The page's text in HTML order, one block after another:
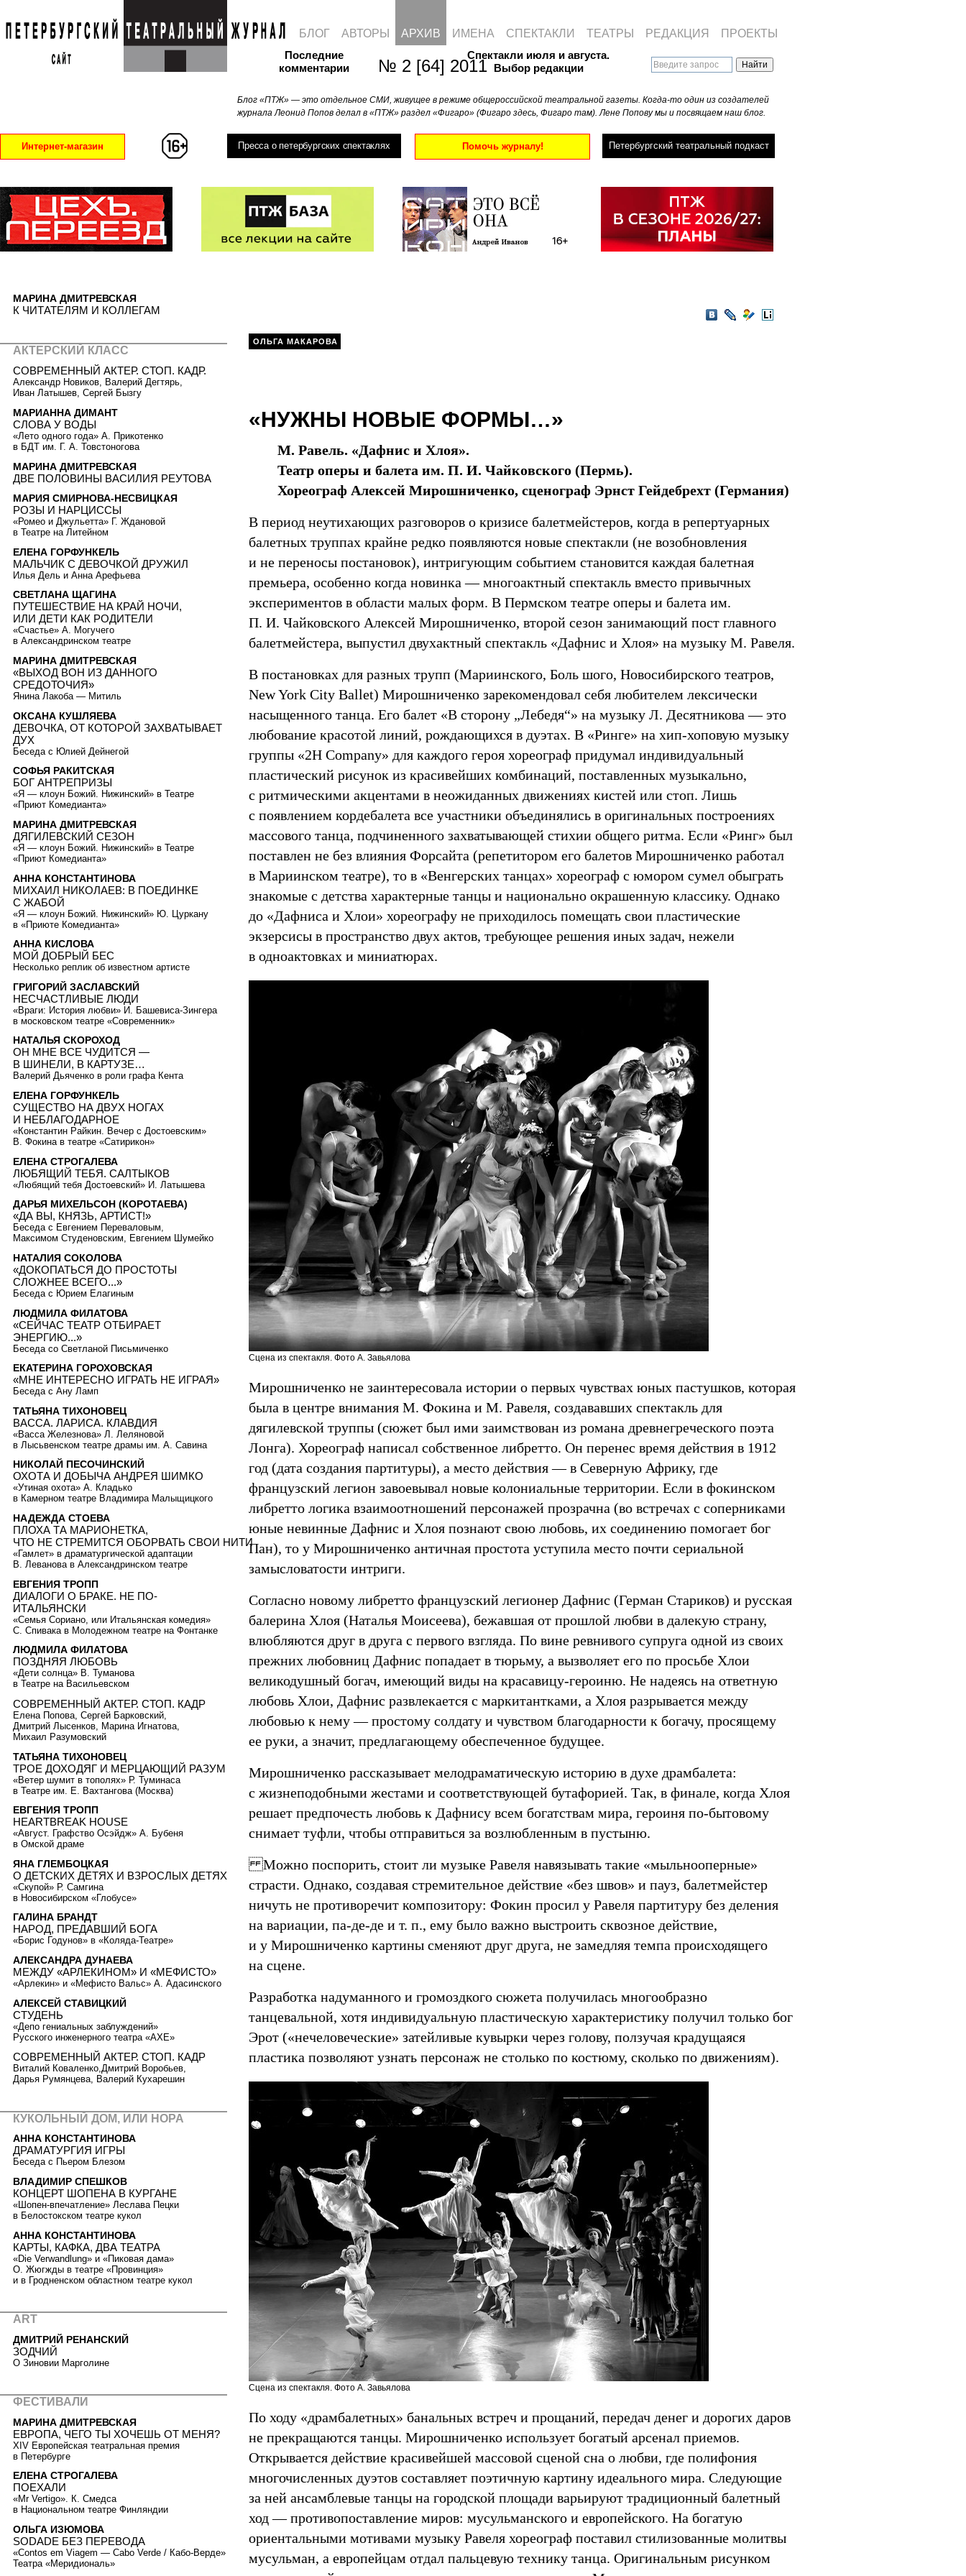
№ 2 [64] 2011
Последние
комментарии
Блог «ПТЖ» — это отдельное СМИ, живущее в режиме общероссийской театральной газеты. Когда-то один из создателей
журнала Леонид Попов делал в «ПТЖ» раздел «Фигаро» (Фигаро здесь, Фигаро там). Лене Попову мы и посвящаем наш блог.
Спектакли июля и августа.
Выбор редакции
Интернет-магазин Пресса о петербургских спектаклях Помочь журналу! Петербургский театральный подкаст
БЛОГ АВТОРЫ АРХИВ ИМЕНА СПЕКТАКЛИ ТЕАТРЫ РЕДАКЦИЯ ПРОЕКТЫ
VKontakte
LiveJournal
Мой
LiveInternet
ОЛЬГА МАКАРОВА
«НУЖНЫ НОВЫЕ ФОРМЫ…»
М. Равель. «Дафнис и Хлоя».
Театр оперы и балета им. П. И. Чайковского (Пермь).
Хореограф Алексей Мирошниченко, сценограф Эрнст Гейдебрехт (Германия)
В период неутихающих разговоров о кризисе балетмейстеров, когда в репертуарных
балетных труппах крайне редко появляются новые спектакли (не возобновления
и не переносы постановок), интригующим событием становится каждая балетная
премьера, особенно когда новинка — многоактный спектакль вместо привычных
экспериментов в области малых форм. В Пермском театре оперы и балета им.
П. И. Чайковского Алексей Мирошниченко, второй сезон занимающий пост главного
балетмейстера, выпустил двухактный спектакль «Дафнис и Хлоя» на музыку М. Равеля.
В постановках для разных трупп (Мариинского, Боль шого, Новосибирского театров,
New York City Вallet) Мирошниченко зарекомендовал себя любителем лексически
насыщенного танца. Его балет «В сторону „Лебедя“» на музыку Л. Десятникова — это
любование красотой линий, рождающихся в дуэтах. В «Ринге» на хип-хоповую музыку
группы «2Н Company» для каждого героя хореограф придумал индивидуальный
пластический рисунок из красивейших комбинаций, поставленных музыкально,
с ритмическими акцентами в неожиданных движениях кистей или стоп. Лишь
с появлением кордебалета все участники объединялись в оригинальных построениях
массового танца, подчиненного захватывающей стихии общего ритма. Если «Ринг» был
поставлен не без влияния Форсайта (репетитором его балетов Мирошниченко работал
в Мариинском театре), то в «Венгерских танцах» хореограф с юмором сумел обыграть
знакомые с детства характерные танцы и национально окрашенную классику. Однако
до «Дафниса и Хлои» хореографу не приходилось помещать свои пластические
экзерсисы в пространство двух актов, требующее решения иных задач, нежели
в одноактовках и миниатюрах.
Сцена из спектакля. Фото А. Завьялова
Мирошниченко не заинтересовала истории о первых чувствах юных пастушков, которая
была в центре внимания М. Фокина и М. Равеля, создававших спектакль для
дягилевской труппы (сюжет был ими заимствован из романа древнегреческого поэта
Лонга). Хореограф написал собственное либретто. Он перенес время действия в 1912
год (дата создания партитуры), а место действия — в Северную Африку, где
французский легион завоевывал новые колониальные территории. Если в фокинском
либретто логика взаимоотношений персонажей прозрачна (во встречах с соперниками
юные невинные Дафнис и Хлоя познают свою любовь, их соединению помогает бог
Пан), то у Мирошниченко античная простота уступила место почти сериальной
замысловатости интриги.
Согласно новому либретто французский легионер Дафнис (Герман Стариков) и русская
балерина Хлоя (Наталья Моисеева), бежавшая от прошлой любви в далекую страну,
влюбляются друг в друга с первого взгляда. По вине ревнивого супруга одной из своих
прежних любовниц Дафнис попадает в тюрьму, а вызволяет его по просьбе Хлои
великодушный богач, имеющий виды на красавицу-героиню. Не надеясь на ответную
любовь Хлои, Дафнис развлекается с маркитантками, а Хлоя разрывается между
любовью к нему — простому солдату и чувством благодарности к богачу, просящему
ее руки, а значит, предлагающему обеспеченное будущее.
Мирошниченко рассказывает мелодраматическую историю в духе драмбалета:
с жизнеподобными жестами и соответствующей бутафорией. Так, в финале, когда Хлоя
решает предпочесть любовь к Дафнису всем богатствам мира, героиня по-бытовому
снимает туфли, чтобы отправиться за возлюбленным в пустыню.
Можно поспорить, стоит ли музыке Равеля навязывать такие «мыльнооперные»
страсти. Однако, создавая стремительное действие «без швов» и пауз, балетмейстер
ничуть не противоречит композитору: Фокин просил у Равеля партитуру без деления
на вариации, па-де-де и т. п., ему было важно выстроить сквозное действие,
и у Мирошниченко картины сменяют друг друга, не замедляя темпа происходящего
на сцене.
Разработка надуманного и громоздкого сюжета получилась многообразно
танцевальной, хотя индивидуальную пластическую характеристику получил только бог
Эрот («нечеловеческие» затейливые кувырки через голову, ползучая крадущаяся
пластика позволяют узнать персонаж не столько по костюму, сколько по движениям).
Сцена из спектакля. Фото А. Завьялова
По ходу «драмбалетных» банальных встреч и прощаний, передач денег и дорогих даров
не прекращаются танцы. Мирошниченко использует богатый арсенал приемов.
Открывается действие красивейшей массовой сценой сна о любви, где полифония
многочисленных дуэтов составляет поэтичную картину идеального мира. Следующие
за ней ансамблевые танцы на городской площади варьируют традиционный балетный
ход — противопоставление миров: мусульманского и европейского. На богатую
ориентальными мотивами музыку Равеля хореограф поставил стилизованные молитвы
мусульман, а европейцам отдал пальцевую технику танца. Оригинальным рисунком
МАРИНА ДМИТРЕВСКАЯ
К ЧИТАТЕЛЯМ И КОЛЛЕГАМ
АКТЕРСКИЙ КЛАСС
СОВРЕМЕННЫЙ АКТЕР. СТОП. КАДР.
Александр Новиков, Валерий Дегтярь,
Иван Латышев, Сергей Бызгу
МАРИАННА ДИМАНТ
СЛОВА У ВОДЫ
«Лето одного года» А. Прикотенко
в БДТ им. Г. А. Товстоногова
МАРИНА ДМИТРЕВСКАЯ
ДВЕ ПОЛОВИНЫ ВАСИЛИЯ РЕУТОВА
МАРИЯ СМИРНОВА-НЕСВИЦКАЯ
РОЗЫ И НАРЦИССЫ
«Ромео и Джульетта» Г. Ждановой
в Театре на Литейном
ЕЛЕНА ГОРФУНКЕЛЬ
МАЛЬЧИК C ДЕВОЧКОЙ ДРУЖИЛ
Илья Дель и Анна Арефьева
СВЕТЛАНА ЩАГИНА
ПУТЕШЕСТВИЕ НА КРАЙ НОЧИ,
ИЛИ ДЕТИ КАК РОДИТЕЛИ
«Счастье» А. Могучего
в Александринском театре
МАРИНА ДМИТРЕВСКАЯ
«ВЫХОД ВОН ИЗ ДАННОГО
СРЕДОТОЧИЯ»
Янина Лакоба — Митиль
ОКСАНА КУШЛЯЕВА
ДЕВОЧКА, ОТ КОТОРОЙ ЗАХВАТЫВАЕТ
ДУХ
Беседа с Юлией Дейнегой
СОФЬЯ РАКИТСКАЯ
БОГ АНТРЕПРИЗЫ
«Я — клоун Божий. Нижинский» в Театре
«Приют Комедианта»
МАРИНА ДМИТРЕВСКАЯ
ДЯГИЛЕВСКИЙ СЕЗОН
«Я — клоун Божий. Нижинский» в Театре
«Приют Комедианта»
АННА КОНСТАНТИНОВА
МИХАИЛ НИКОЛАЕВ: В ПОЕДИНКЕ
C ЖАБОЙ
«Я — клоун Божий. Нижинский» Ю. Цуркану
в «Приюте Комедианта»
АННА КИСЛОВА
МОЙ ДОБРЫЙ БЕС
Несколько реплик об известном артисте
ГРИГОРИЙ ЗАСЛАВСКИЙ
НЕСЧАСТЛИВЫЕ ЛЮДИ
«Враги: История любви» И. Башевиса-Зингера
в московском театре «Современник»
НАТАЛЬЯ СКОРОХОД
ОН МНЕ ВСЕ ЧУДИТСЯ —
В ШИНЕЛИ, В КАРТУЗЕ…
Валерий Дьяченко в роли графа Кента
ЕЛЕНА ГОРФУНКЕЛЬ
СУЩЕСТВО НА ДВУХ НОГАХ
И НЕБЛАГОДАРНОЕ
«Константин Райкин. Вечер с Достоевским»
В. Фокина в театре «Сатирикон»
ЕЛЕНА СТРОГАЛЕВА
ЛЮБЯЩИЙ ТЕБЯ. САЛТЫКОВ
«Любящий тебя Достоевский» И. Латышева
ДАРЬЯ МИХЕЛЬСОН (КОРОТАЕВА)
«ДА ВЫ, КНЯЗЬ, АРТИСТ!»
Беседа с Евгением Переваловым,
Максимом Студеновским, Евгением Шумейко
НАТАЛИЯ СОКОЛОВА
«ДОКОПАТЬСЯ ДО ПРОСТОТЫ
СЛОЖНЕЕ ВСЕГО...»
Беседа с Юрием Елагиным
ЛЮДМИЛА ФИЛАТОВА
«СЕЙЧАС ТЕАТР ОТБИРАЕТ
ЭНЕРГИЮ...»
Беседа со Светланой Письмиченко
ЕКАТЕРИНА ГОРОХОВСКАЯ
«МНЕ ИНТЕРЕСНО ИГРАТЬ НЕ ИГРАЯ»
Беседа с Ану Ламп
ТАТЬЯНА ТИХОНОВЕЦ
ВАССА. ЛАРИСА. КЛАВДИЯ
«Васса Железнова» Л. Леляновой
в Лысьвенском театре драмы им. А. Савина
НИКОЛАЙ ПЕСОЧИНСКИЙ
ОХОТА И ДОБЫЧА АНДРЕЯ ШИМКО
«Утиная охота» А. Кладько
в Камерном театре Владимира Малыщицкого
НАДЕЖДА СТОЕВА
ПЛОХА ТА МАРИОНЕТКА,
ЧТО НЕ СТРЕМИТСЯ ОБОРВАТЬ СВОИ НИТИ
«Гамлет» в драматургической адаптации
В. Леванова в Александринском театре
ЕВГЕНИЯ ТРОПП
ДИАЛОГИ О БРАКЕ. НЕ ПО-
ИТАЛЬЯНСКИ
«Семья Сориано, или Итальянская комедия»
С. Спивака в Молодежном театре на Фонтанке
ЛЮДМИЛА ФИЛАТОВА
ПОЗДНЯЯ ЛЮБОВЬ
«Дети солнца» В. Туманова
в Театре на Васильевском
СОВРЕМЕННЫЙ АКТЕР. СТОП. КАДР
Елена Попова, Сергей Барковский,
Дмитрий Лысенков, Марина Игнатова,
Михаил Разумовский
ТАТЬЯНА ТИХОНОВЕЦ
ТРОЕ ДОХОДЯГ И МЕРЦАЮЩИЙ РАЗУМ
«Ветер шумит в тополях» Р. Туминаса
в Театре им. Е. Вахтангова (Москва)
ЕВГЕНИЯ ТРОПП
HEARTBREAK HOUSE
«Август. Графство Осэйдж» А. Бубеня
в Омской драме
ЯНА ГЛЕМБОЦКАЯ
О ДЕТСКИХ ДЕТЯХ И ВЗРОСЛЫХ ДЕТЯХ
«Скупой» Р. Самгина
в Новосибирском «Глобусе»
ГАЛИНА БРАНДТ
НАРОД, ПРЕДАВШИЙ БОГА
«Борис Годунов» в «Коляда-Театре»
АЛЕКСАНДРА ДУНАЕВА
МЕЖДУ «АРЛЕКИНОМ» И «МЕФИСТО»
«Арлекин» и «Мефисто Вальс» А. Адасинского
АЛЕКСЕЙ СТАВИЦКИЙ
СТУДЕНЬ
«Депо гениальных заблуждений»
Русского инженерного театра «АХЕ»
СОВРЕМЕННЫЙ АКТЕР. СТОП. КАДР
Виталий Коваленко,Дмитрий Воробьев,
Дарья Румянцева, Валерий Кухарешин
КУКОЛЬНЫЙ ДОМ, ИЛИ НОРА
АННА КОНСТАНТИНОВА
ДРАМАТУРГИЯ ИГРЫ
Беседа с Пьером Блезом
ВЛАДИМИР СПЕШКОВ
КОНЦЕРТ ШОПЕНА В КУРГАНЕ
«Шопен-впечатление» Леслава Пецки
в Белостокском театре кукол
АННА КОНСТАНТИНОВА
КАРТЫ, КАФКА, ДВА ТЕАТРА
«Die Verwandlung» и «Пиковая дама»
О. Жюгжды в театре «Провинция»
и в Гродненском областном театре кукол
ART
ДМИТРИЙ РЕНАНСКИЙ
ЗОДЧИЙ
О Зиновии Марголине
ФЕСТИВАЛИ
МАРИНА ДМИТРЕВСКАЯ
ЕВРОПА, ЧЕГО ТЫ ХОЧЕШЬ ОТ МЕНЯ?
XIV Европейская театральная премия
в Петербурге
ЕЛЕНА СТРОГАЛЕВА
ПОЕХАЛИ
«Mr Vertigo». К. Смедса
в Национальном театре Финляндии
ОЛЬГА ИЗЮМОВА
SODADE БЕЗ ПЕРЕВОДА
«Contos em Viagem — Cabo Verde / Кабо-Верде»
Театра «Меридиональ»